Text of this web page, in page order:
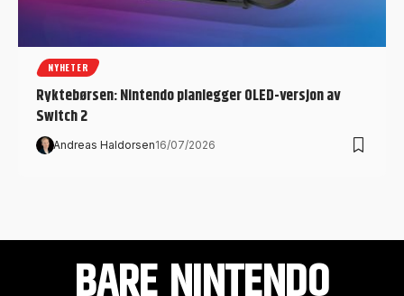
NYHETER
Ryktebørsen: Nintendo planlegger OLED-versjon av
Switch 2
Andreas Haldorsen16/07/2026